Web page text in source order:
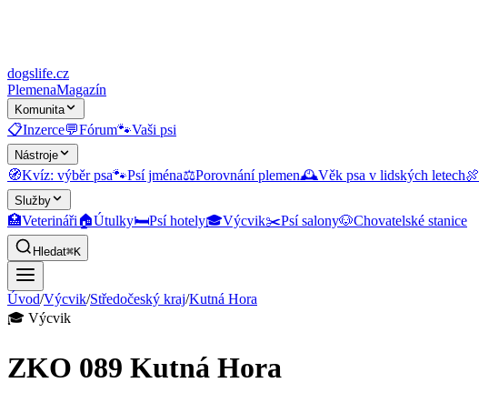
dogslife.cz
PlemenaMagazín
Komunita
📋Inzerce💬Fórum🐾Vaši psi
Nástroje
🧭Kvíz: výběr psa🐾Psí jména⚖️Porovnání plemen🕰️Věk psa v lidských letech🍖
Služby
🏥Veterináři🏠Útulky🛏️Psí hotely🎓Výcvik✂️Psí salony🐶Chovatelské stanice
Hledat⌘K
Úvod/Výcvik/Středočeský kraj/Kutná Hora
🎓 Výcvik
ZKO 089 Kutná Hora